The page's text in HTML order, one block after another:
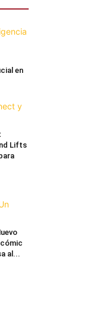
en
Lifts
cómic
al...